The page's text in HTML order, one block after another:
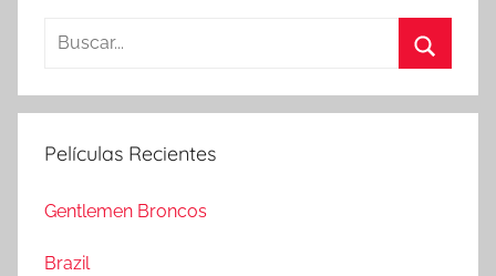
s
a
:
u
Películas Recientes
Gentlemen Broncos
Brazil